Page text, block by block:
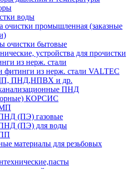
воды
очистки промышленная (заказные
очистки бытовые
устройства для прочистки
из нерж. стали
фитинги из нерж. стали VALTEC
ПНД,НПВХ и др.
ПНД
КОРСИС
(ПЭ) газовые
(ПЭ) для воды
материалы для резьбовых